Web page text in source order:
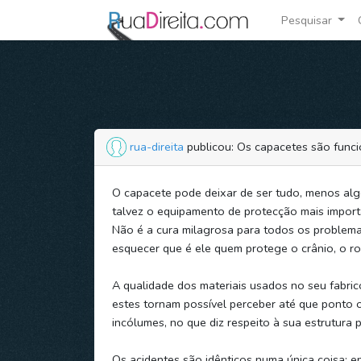
Pesquisar
rua-direita publicou: Os capacetes são
O capacete pode deixar de ser tudo, menos
talvez o equipamento de protecção mais
Não é a cura milagrosa para todos os
esquecer que é ele quem protege o crânio, o
A qualidade dos materiais usados no seu
estes tornam possível perceber até que ponto
incólumes, no que diz respeito à sua